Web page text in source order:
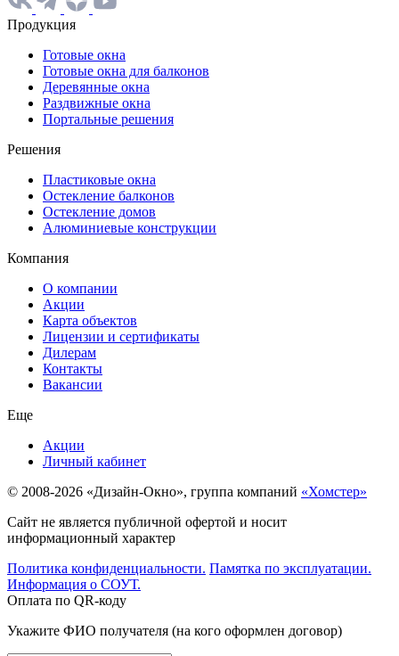
Продукция
Готовые окна
Готовые окна для балконов
Деревянные окна
Раздвижные окна
Портальные решения
Решения
Пластиковые окна
Остекление балконов
Остекление домов
Алюминиевые конструкции
Компания
О компании
Акции
Карта объектов
Лицензии и сертификаты
Дилерам
Контакты
Вакансии
Еще
Акции
Личный кабинет
© 2008-2026 «Дизайн-Окно», группа компаний «Хомстер»
Сайт не является публичной офертой и носит
информационный характер
Политика конфиденциальности. Памятка по эксплуатации.
Информация о СОУТ.
Оплата по QR-коду
Укажите ФИО получателя (на кого оформлен договор)